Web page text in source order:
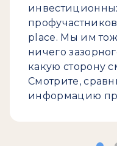
place. Мы им
ничего
какую сторону
Смотрите,
информацию